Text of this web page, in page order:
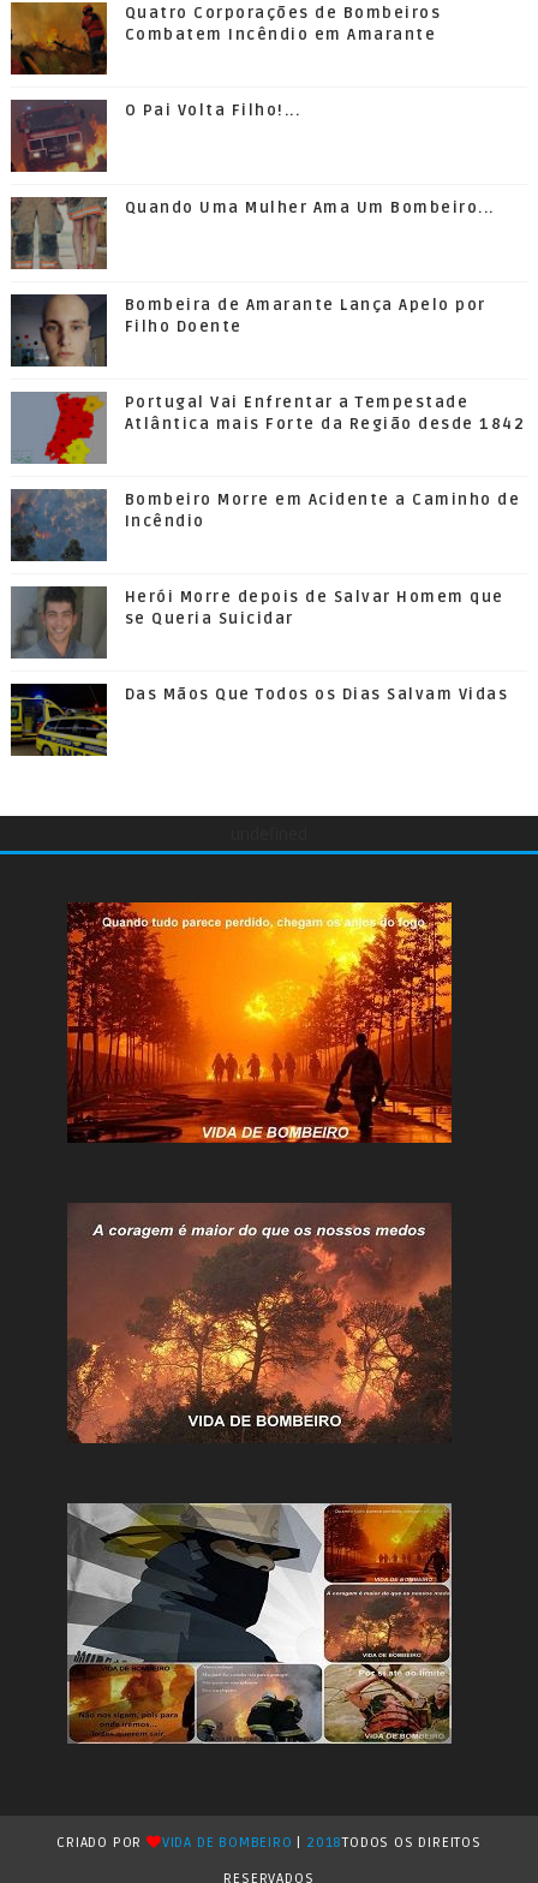
Quatro Corporações de Bombeiros
Combatem Incêndio em Amarante
O Pai Volta Filho!...
Quando Uma Mulher Ama Um Bombeiro...
Bombeira de Amarante Lança Apelo por
Filho Doente
Portugal Vai Enfrentar a Tempestade
Atlântica mais Forte da Região desde 1842
Bombeiro Morre em Acidente a Caminho de
Incêndio
Herói Morre depois de Salvar Homem que
se Queria Suicidar
Das Mãos Que Todos os Dias Salvam Vidas
CRIADO POR VIDA DE BOMBEIRO 2018TODOS OS DIREITOS
RESERVADOS